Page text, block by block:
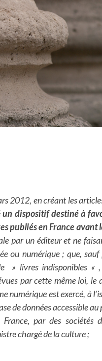
2012, en créant les
un dispositif destiné à
publiés en France
par un éditeur et ne
ou numérique ; que,
» livres indisponibles «
par cette même loi, le
est exercé, à
de données accessible
par des sociétés
chargé de la culture ;